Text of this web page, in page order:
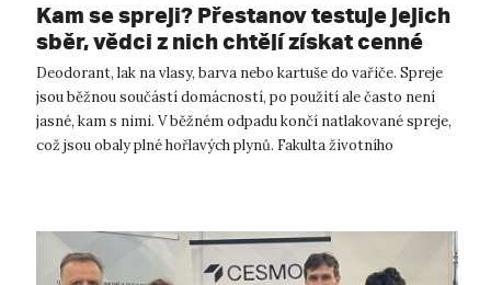
Kam se spreji? Přestanov testuje jejich
sběr, vědci z nich chtějí získat cenné
kovy
Deodorant, lak na vlasy, barva nebo kartuše do vařiče. Spreje
jsou běžnou součástí domácností, po použití ale často není
jasné, kam s nimi. V běžném odpadu končí natlakované spreje,
což jsou obaly plné hořlavých plynů. Fakulta životního